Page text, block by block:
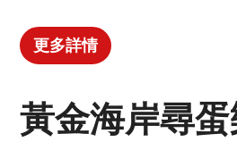
更多詳情
黃金海岸尋